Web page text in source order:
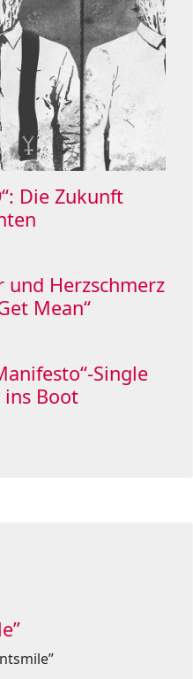
Die Zukunft
und Herzschmerz
Mean“
Single
Boot